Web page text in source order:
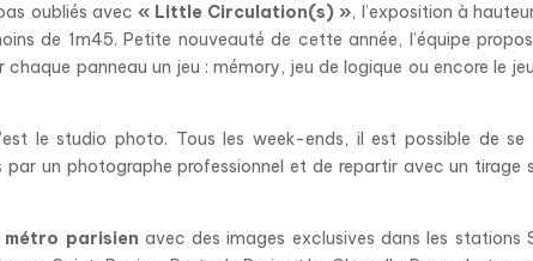
oubliés avec « Little Circulation(s) », l’exposition à
de 1m45. Petite nouveauté de cette année, l’équipe
panneau un jeu : mémory, jeu de logique ou encore le
le studio photo. Tous les week-ends, il est possible de se
un photographe professionnel et de repartir avec un tirage
parisien avec des images exclusives dans les stations